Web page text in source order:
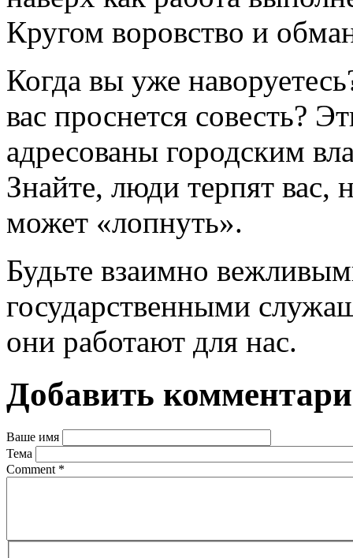
Кругом воровство и
Когда вы уже
вас проснется совесть?
адресованы городским
Знайте, люди терпят вас,
может «лопнуть».
Будьте взаимно
государственными
они работают для нас.
Добавить
Ваше имя
Тема
Comment *